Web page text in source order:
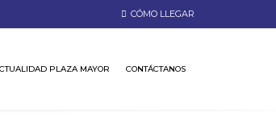
CÓMO LLEGAR
PLAZA MAYOR CONTÁCTANOS